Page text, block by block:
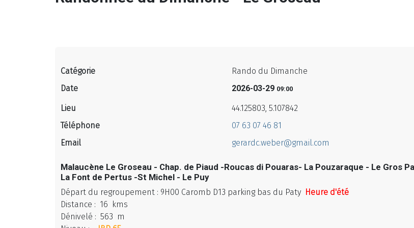
Catégorie
Rando du Dimanche
Date
2026-03-29 09:00
Lieu
44.125803, 5.107842
Téléphone
07 63 07 46 81
Email
gerardc.weber@gmail.com
Malaucène Le Groseau - Chap. de Piaud -Roucas di Pouaras- La Pouzaraque - Le Gros
La Font de Pertus -St Michel - Le Puy
Départ du regroupement : 9H00 Caromb D13 parking bas du Paty Heure d'été
Distance : 16 kms
Dénivelé : 563 m